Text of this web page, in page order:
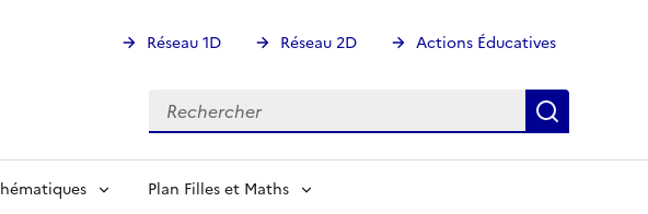
Réseau 1D Réseau 2D Actions Éducatives
Rechercher
Rechercher
Plan Filles et Maths